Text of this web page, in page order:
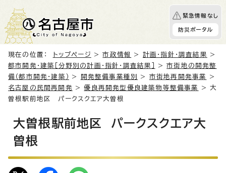
緊急情報なし
防災ポータル
現在の位置： トップページ >市政情報 > 計画・指針・調査結果
>
都市開発・建築［分野別の計画・指針・調査結果］
>市街地の開発整
備（都市開発・建築）
> 開発整備事業種別 > 市街地再開発事業
>
名古屋の民間再開発
>優良再開発型優良建築物等整備事業
> 大
曽根駅前地区 パークスクエア大曽根
大曽根駅前地区 パークスクエア大
曽根